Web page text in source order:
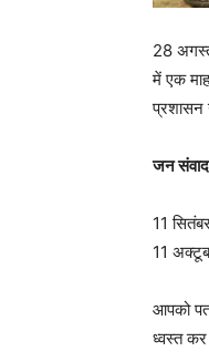
28
में एक
प्रशासन
जन संवाद
11
11
आपको
ध्वस्त कर